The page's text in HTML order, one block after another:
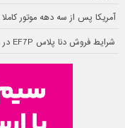
آمریکا پس از سه دهه موتور
شرایط فروش دنا پلاس EF7P در مرداد 1405 اعلام شد